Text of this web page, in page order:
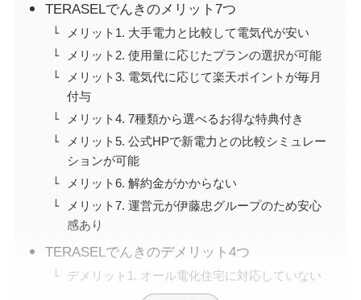
TERASELでんきのメリット7つ
メリット1. 大手電力と比較して電気代が安い
メリット2. 使用量に応じたプランの選択が可能
メリット3. 電気代に応じて楽天ポイントが毎月
付与
メリット4. 7種類から選べるお得な特典付き
メリット5. 公式HPで新電力との比較シミュレー
ションが可能
メリット6. 解約金がかからない
メリット7. 運営元が伊藤忠グループのため安心
感あり
TERASELでんきのデメリット4つ
デメリット1. オール電化住宅に対応していない